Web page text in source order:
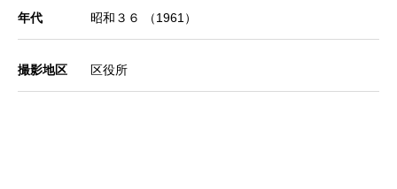
年代 昭和３６ （1961）
撮影地区 区役所